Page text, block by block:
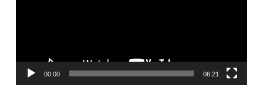
00:00 06:21